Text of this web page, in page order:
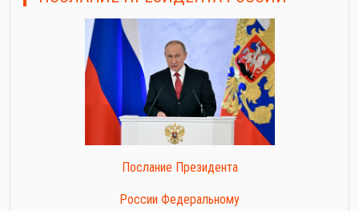
Послание Президента
России Федеральному